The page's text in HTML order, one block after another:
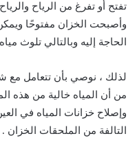
تفتح أو تفرغ من الرياح
وأصبحت الخزان مفتوحًا ويمكن
الحاجة إليه وبالتالي تلوث
لذلك ، نوصي بأن تتعامل مع
من أن المياه خالية من هذه
وإصلاح خزانات المياه في
التالفة من الملحقات الخزان .